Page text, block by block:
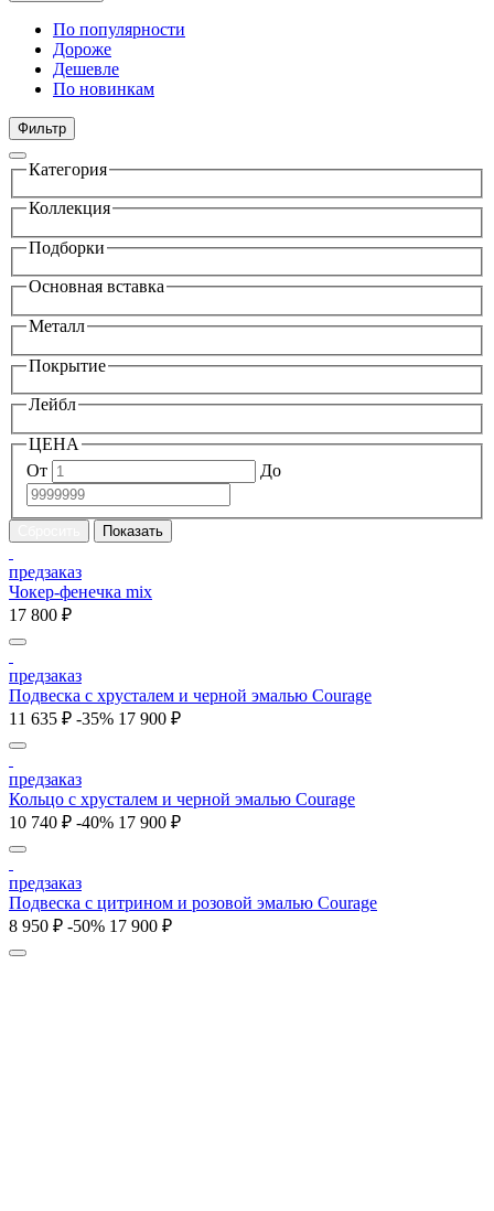
По популярности
Дороже
Дешевле
По новинкам
Фильтр
Категория
Коллекция
Подборки
Основная вставка
Металл
Покрытие
Лейбл
ЦЕНА
От
До
предзаказ
Чокер-фенечка mix
17 800 ₽
предзаказ
Подвеска с хрусталем и черной эмалью Courage
11 635 ₽ -35% 17 900 ₽
предзаказ
Кольцо с хрусталем и черной эмалью Courage
10 740 ₽ -40% 17 900 ₽
предзаказ
Подвеска с цитрином и розовой эмалью Courage
8 950 ₽ -50% 17 900 ₽